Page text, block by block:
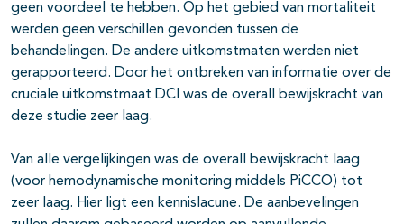
geen voordeel te hebben. Op het gebied van mortaliteit
werden geen verschillen gevonden tussen de
behandelingen. De andere uitkomstmaten werden niet
gerapporteerd. Door het ontbreken van informatie over de
cruciale uitkomstmaat DCI was de overall bewijskracht van
deze studie zeer laag.
Van alle vergelijkingen was de overall bewijskracht laag
(voor hemodynamische monitoring middels PiCCO) tot
zeer laag. Hier ligt een kennislacune. De aanbevelingen